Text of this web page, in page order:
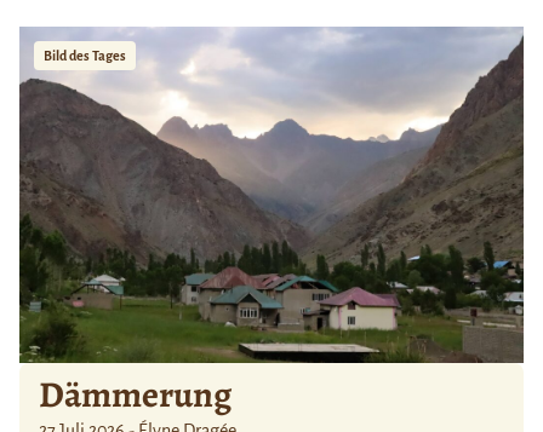
Bild des Tages
Dämmerung